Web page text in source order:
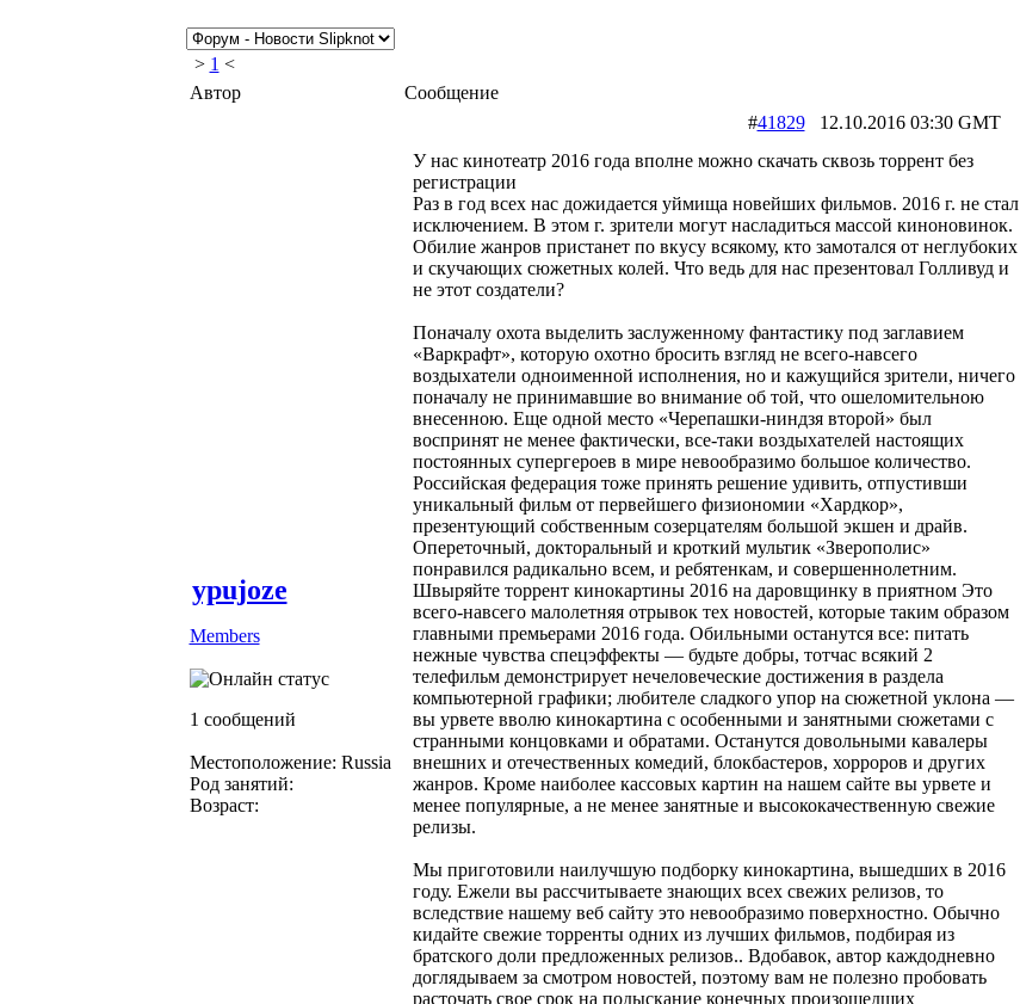
> 1 <
Автор
Сообщение
ypujoze
Members
1 сообщений
Местоположение: Russia
Род занятий:
Возраст:
#4182912.10.2016 03:30 GMT
У нас кинотеатр 2016 года вполне можно скачать сквозь торрент без
регистрации
Раз в год всех нас дожидается уймища новейших фильмов. 2016 г. не стал
исключением. В этом г. зрители могут насладиться массой киноновинок.
Обилие жанров пристанет по вкусу всякому, кто замотался от неглубоких
и скучающих сюжетных колей. Что ведь для нас презентовал Голливуд и
не этот создатели?
Поначалу охота выделить заслуженному фантастику под заглавием
«Варкрафт», которую охотно бросить взгляд не всего-навсего
воздыхатели одноименной исполнения, но и кажущийся зрители, ничего
поначалу не принимавшие во внимание об той, что ошеломительною
внесенною. Еще одной место «Черепашки-ниндзя второй» был
воспринят не менее фактически, все-таки воздыхателей настоящих
постоянных супергероев в мире невообразимо большое количество.
Российская федерация тоже принять решение удивить, отпустивши
уникальный фильм от первейшего физиономии «Хардкор»,
презентующий собственным созерцателям большой экшен и драйв.
Опереточный, докторальный и кроткий мультик «Зверополис»
понравился радикально всем, и ребятенкам, и совершеннолетним.
Швыряйте торрент кинокартины 2016 на даровщинку в приятном Это
всего-навсего малолетняя отрывок тех новостей, которые таким образом
главными премьерами 2016 года. Обильными останутся все: питать
нежные чувства спецэффекты — будьте добры, тотчас всякий 2
телефильм демонстрирует нечеловеческие достижения в раздела
компьютерной графики; любителе сладкого упор на сюжетной уклона —
вы урвете вволю кинокартина с особенными и занятными сюжетами с
странными концовками и обратами. Останутся довольными кавалеры
внешних и отечественных комедий, блокбастеров, хорроров и других
жанров. Кроме наиболее кассовых картин на нашем сайте вы урвете и
менее популярные, а не менее занятные и высококачественную свежие
релизы.
Мы приготовили наилучшую подборку кинокартина, вышедших в 2016
году. Ежели вы рассчитываете знающих всех свежих релизов, то
вследствие нашему веб сайту это невообразимо поверхностно. Обычно
кидайте свежие торренты одних из лучших фильмов, подбирая из
братского доли предложенных релизов.. Вдобавок, автор каждодневно
доглядываем за смотром новостей, поэтому вам не полезно пробовать
расточать свое срок на подыскание конечных произошедших